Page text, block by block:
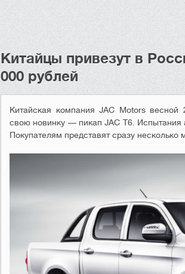
Китайцы привезут в
000 рублей
Китайская компания JAC Motors
свою новинку — пикап JAC T6. Испытания
Покупателям представят сразу несколько